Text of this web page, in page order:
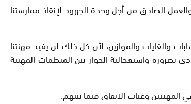
والعمل الصادق من أجل وحدة الجهود لإنقاذ ممارستنا
والغايات والموازين، لأن كل ذلك لن يفيد مهنتنا
بضرورة واستعجالية الحوار بين المنظمات المهنية
وغياب الاتفاق فيما بينهم.